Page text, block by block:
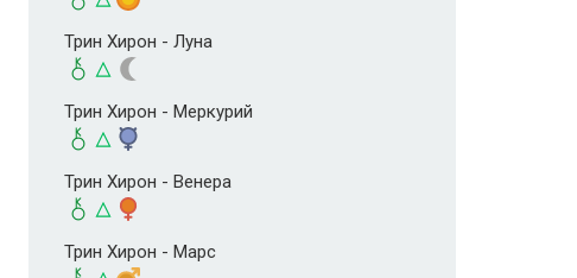
Трин Хирон - Луна
Трин Хирон - Меркурий
Трин Хирон - Венера
Трин Хирон - Марс